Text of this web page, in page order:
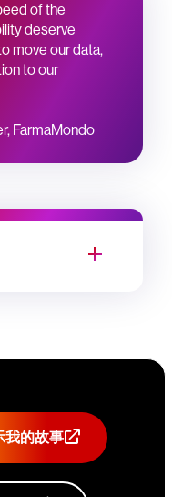
of the
deserve
move our data,
to our
FarmaMondo
我的故事